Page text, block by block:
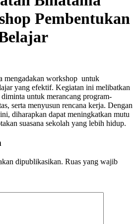
Pembentukan
mengadakan workshop untuk
yang efektif. Kegiatan ini melibatkan
untuk merancang program-
serta menyusun rencana kerja. Dengan
diharapkan dapat meningkatkan mutu
suasana sekolah yang lebih hidup.
dipublikasikan. Ruas yang wajib